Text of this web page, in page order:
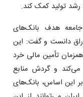
تولید کمک کند.
جامعه هدف بانک‌های
دانست و گفت: این
تأمین مالی خرد
می‌کند و گردش منابع
بر این اساس، بانک‌های